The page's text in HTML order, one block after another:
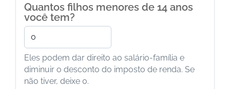
Quantos filhos menores de 14 anos
você tem?
Eles podem dar direito ao salário-família e
diminuir o desconto do imposto de renda. Se
não tiver, deixe 0.